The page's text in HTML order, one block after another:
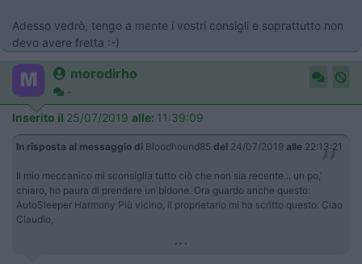
Adesso vedrò, tengo a mente i vostri consigli e soprattutto non
devo avere fretta :-)
morodirho
-
Inserito il 25/07/2019 alle: 11:39:09
In risposta al messaggio di Bloodhound85 del 24/07/2019 alle 22:13:21
Il mio meccanico mi sconsiglia tutto ciò che non sia recente... un po,'
chiaro, ho paura di prendere un bidone. Ora guardo anche questo:
AutoSleeper Harmony Più vicino, il proprietario mi ha scritto questo: Ciao
Claudio,
...